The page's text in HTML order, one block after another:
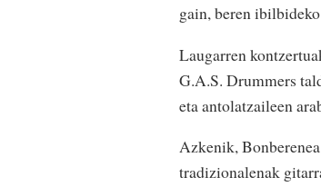
gain, beren
Laugarren
G.A.S. Drummers
eta antolatzaileen
Azkenik,
tradizionalenak